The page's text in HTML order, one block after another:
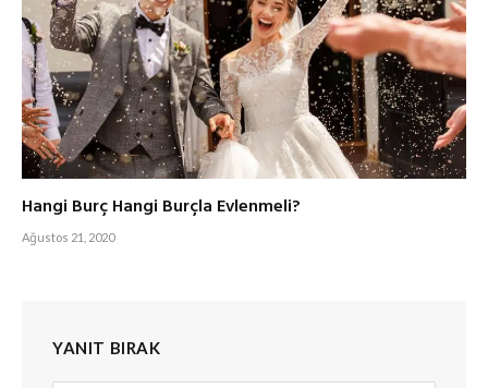
Hangi Burç Hangi Burçla Evlenmeli?
Ağustos 21, 2020
YANIT BIRAK